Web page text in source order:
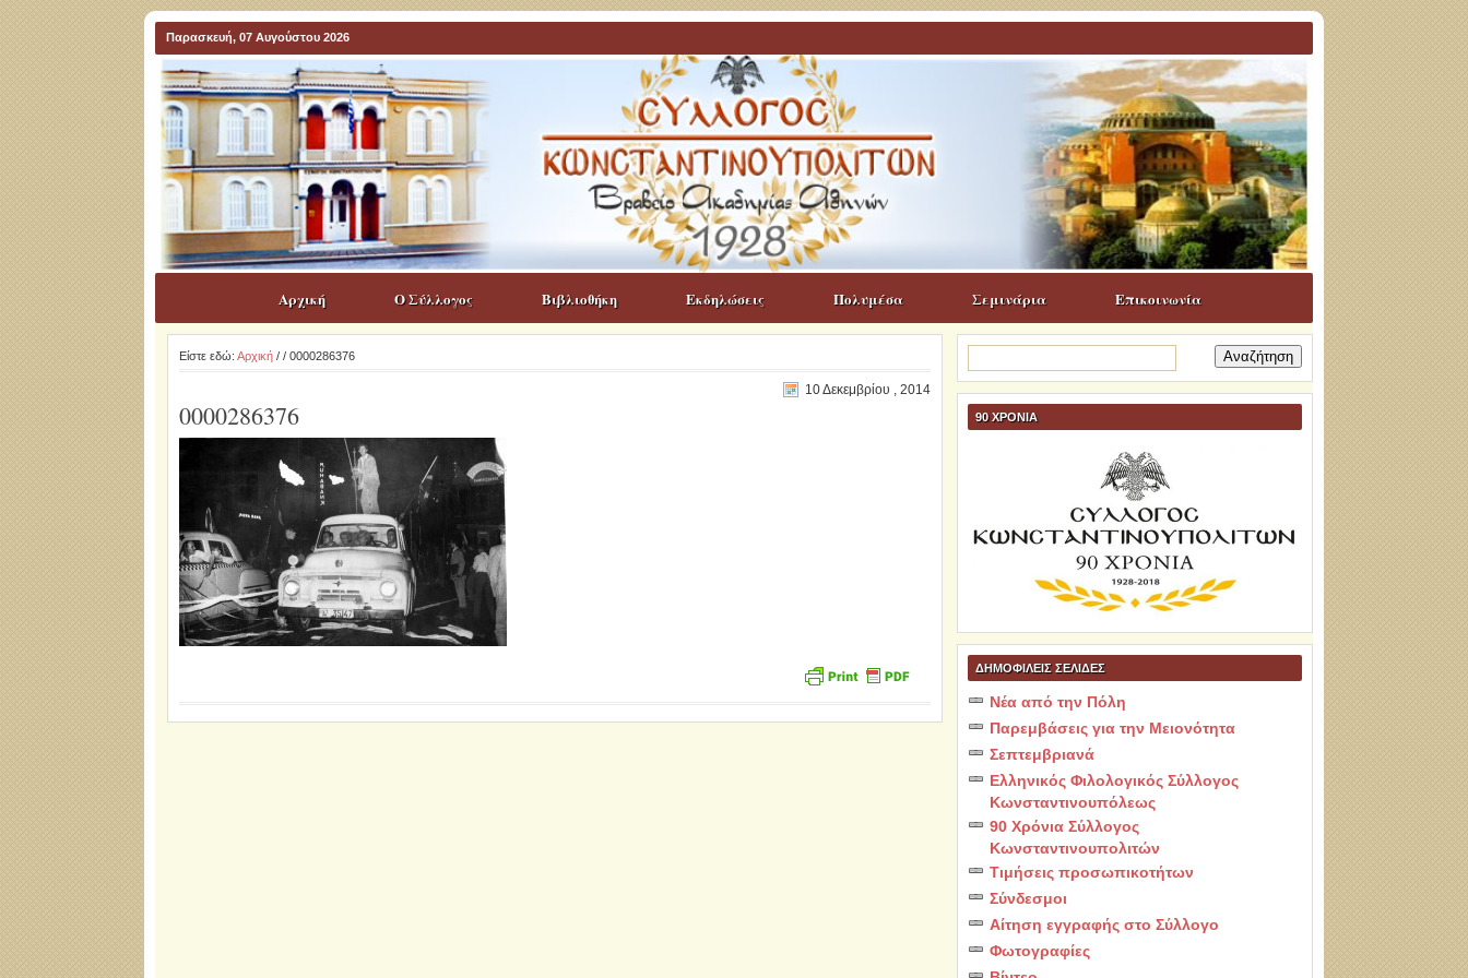
Παρασκευή, 07 Αυγούστου 2026
Αρχική Ο Σύλλογος Βιβλιοθήκη Εκδηλώσεις Πολυμέσα Σεμινάρια Επικοινωνία
Είστε εδώ: Αρχική/ / 0000286376
10 Δεκεμβρίου , 2014
0000286376
για:
90 ΧΡΟΝΙΑ
ΔΗΜΟΦΙΛΕΙΣ ΣΕΛΙΔΕΣ
Νέα από την Πόλη
Παρεμβάσεις για την Μειονότητα
Σεπτεμβριανά
Ελληνικός Φιλολογικός Σύλλογος
Κωνσταντινουπόλεως
90 Χρόνια Σύλλογος
Κωνσταντινουπολιτών
Τιμήσεις προσωπικοτήτων
Σύνδεσμοι
Αίτηση εγγραφής στο Σύλλογο
Φωτογραφίες